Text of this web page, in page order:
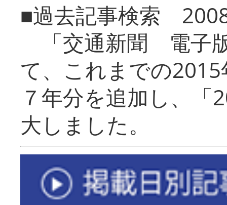
■過去記事検索
「交通新聞 電子
て、これまでの
７年分を追加し、「
大しまし